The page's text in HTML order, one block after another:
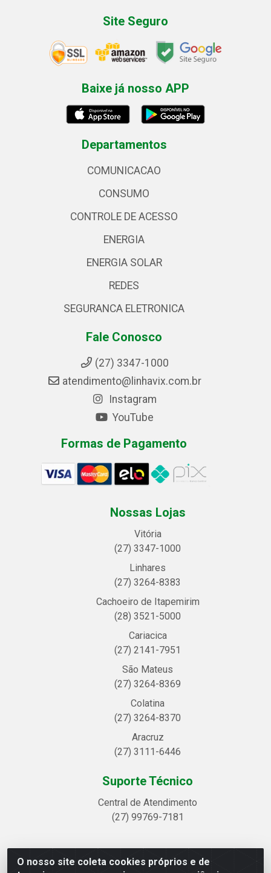
O nosso site coleta cookies próprios e de
Site Seguro
Baixe já nosso APP
Departamentos
COMUNICACAO
CONSUMO
CONTROLE DE ACESSO
ENERGIA
ENERGIA SOLAR
REDES
SEGURANCA ELETRONICA
Fale Conosco
(27) 3347-1000
atendimento@linhavix.com.br
Instagram
YouTube
Formas de Pagamento
Nossas Lojas
Vitória
(27) 3347-1000
Linhares
(27) 3264-8383
Cachoeiro de Itapemirim
(28) 3521-5000
Cariacica
(27) 2141-7951
São Mateus
(27) 3264-8369
Colatina
(27) 3264-8370
Aracruz
(27) 3111-6446
Suporte Técnico
Central de Atendimento
(27) 99769-7181
Linhavix Distribuidora LTDA - Avenida Alegre, 2521 -